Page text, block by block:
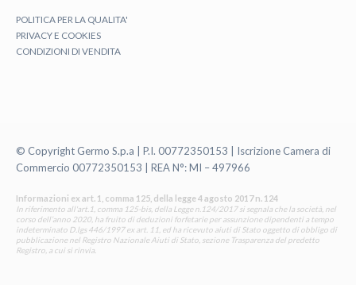
POLITICA PER LA QUALITA'
PRIVACY E COOKIES
CONDIZIONI DI VENDITA
© Copyright Germo S.p.a | P.I. 00772350153 | Iscrizione Camera di
Commercio 00772350153 | REA N°: MI – 497966
Informazioni ex art. 1, comma 125, della legge 4 agosto 2017 n. 124
In riferimento all'art.1, comma 125-bis, della Legge n.124/2017 si segnala che la società, nel
corso dell’anno 2020, ha fruito di deduzioni forfetarie per assunzione dipendenti a tempo
indeterminato D.lgs 446/1997 ex art. 11, ed ha ricevuto aiuti di Stato oggetto di obbligo di
pubblicazione nel Registro Nazionale Aiuti di Stato, sezione Trasparenza del predetto
Registro, a cui si rinvia.